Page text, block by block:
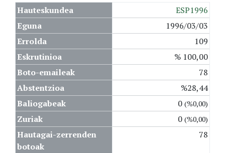
Hauteskundea
ESP1996
Eguna
1996/03/03
Errolda
109
Eskrutinioa
% 100,00
Boto-emaileak
78
Abstentzioa
%28,44
Baliogabeak
0 (%0,00)
Zuriak 0 (%0,00)
Hautagai-zerrenden
botoak
78